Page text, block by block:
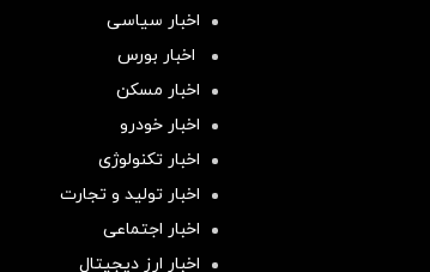
اخبار سیاسی
اخبار بورس
اخبار مسکن
اخبار خودرو
اخبار تکنولوژی
اخبار تولید و تجارت
اخبار اجتماعی
اخبار ارز دیجیتال